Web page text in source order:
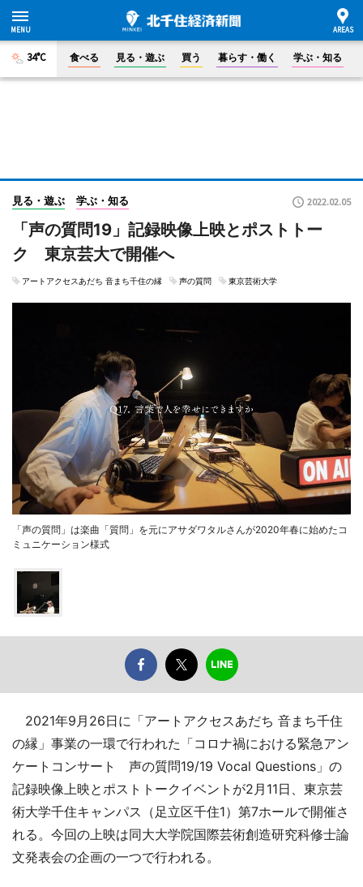
34°C 食べる 見る・遊ぶ 買う 暮らす・働く 学ぶ・知る
見る・遊ぶ 学ぶ・知る 2022.02.05
「声の質問19」記録映像上映とポストトー
ク 東京芸大で開催へ
アートアクセスあだち 音まち千住の縁 声の質問 東京芸術大学
「声の質問」は楽曲「質問」を元にアサダワタルさんが2020年春に始めたコ
ミュニケーション様式
2021年9月26日に「アートアクセスあだち 音まち千住
の縁」事業の一環で行われた「コロナ禍における緊急アン
ケートコンサート 声の質問19/19 Vocal Questions」の
記録映像上映とポストトークイベントが2月11日、東京芸
術大学千住キャンパス（足立区千住1）第7ホールで開催さ
れる。今回の上映は同大大学院国際芸術創造研究科修士論
文発表会の企画の一つで行われる。